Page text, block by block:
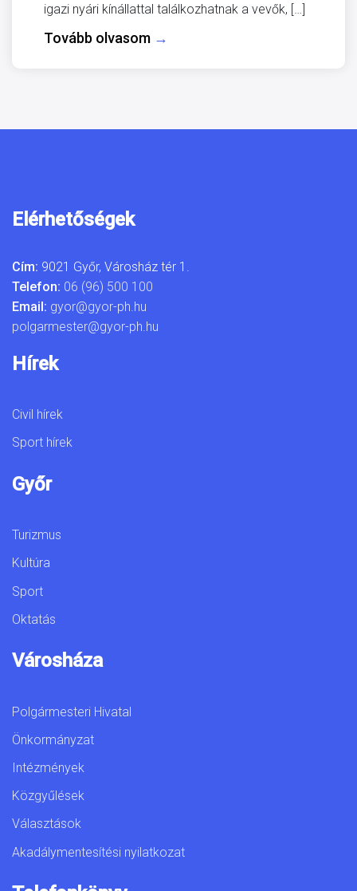
igazi nyári kínállattal találkozhatnak a vevők, […]
Tovább olvasom →
Elérhetőségek
Cím: 9021 Győr, Városház tér 1.
Telefon: 06 (96) 500 100
Email: gyor@gyor-ph.hu
polgarmester@gyor-ph.hu
Hírek
Civil hírek
Sport hírek
Győr
Turizmus
Kultúra
Sport
Oktatás
Városháza
Polgármesteri Hivatal
Önkormányzat
Intézmények
Közgyűlések
Választások
Akadálymentesítési nyilatkozat